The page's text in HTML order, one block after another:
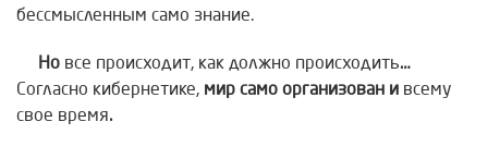
бессмысленным само знание.
Но все происходит, как должно происходить…
Согласно кибернетике, мир само организован и всему
свое время.